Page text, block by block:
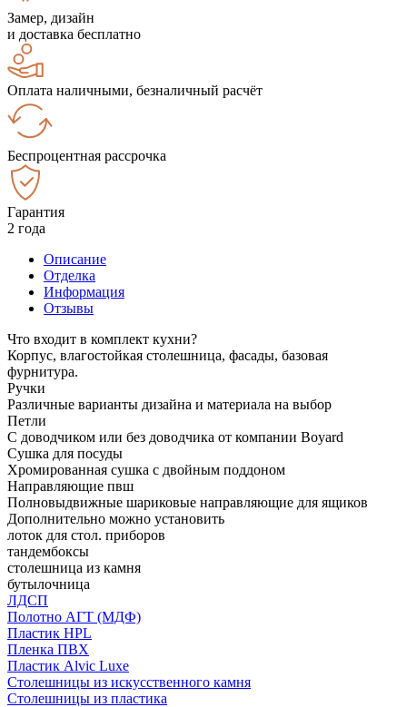
Замер, дизайн
и доставка бесплатно
Оплата наличными, безналичный расчёт
Беспроцентная рассрочка
Гарантия
2 года
Описание
Отделка
Информация
Отзывы
Что входит в комплект кухни?
Корпус, влагостойкая столешница, фасады, базовая
фурнитура.
Ручки
Различные варианты дизайна и материала на выбор
Петли
С доводчиком или без доводчика от компании Boyard
Сушка для посуды
Хромированная сушка с двойным поддоном
Направляющие пвш
Полновыдвижные шариковые направляющие для ящиков
Дополнительно можно установить
лоток для стол. приборов
тандембоксы
столешница из камня
бутылочница
ЛДСП
Полотно АГТ (МДФ)
Пластик HPL
Пленка ПВХ
Пластик Alvic Luxe
Столешницы из искусственного камня
Столешницы из пластика